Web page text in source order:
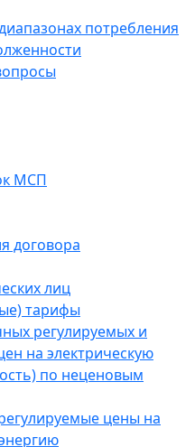
потребления
МСП
договора
лиц
тарифы
регулируемых и
на электрическую
по неценовым
цены на